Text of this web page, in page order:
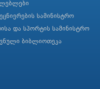
სამინისტრო
და სპორტის სამინისტრო
ბიბლიოთეკა